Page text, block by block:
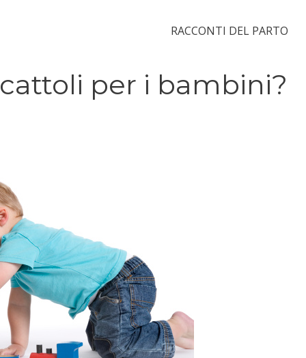
RACCONTI DEL PARTO
per i bambini?